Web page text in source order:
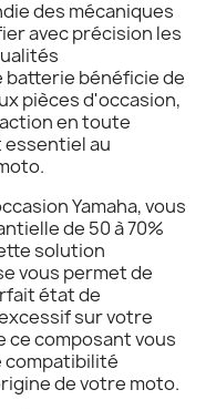
des mécaniques
avec précision les
bénéficie de
pièces d'occasion,
en toute
au
Yamaha, vous
de 50 à 70%
solution
vous permet de
état de
sur votre
ce composant vous
compatibilité
de votre moto.